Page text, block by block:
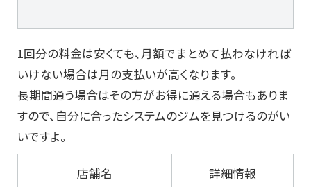
1回分の料金は安くても、月額でまとめて払わなければ
いけない場合は月の支払いが高くなります。
長期間通う場合はその方がお得に通える場合もありま
すので、自分に合ったシステムのジムを見つけるのがい
いですよ。
店舗名 詳細情報